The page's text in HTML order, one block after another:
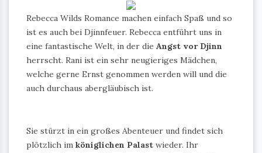
Rebecca Wilds Romance machen einfach Spaß und so
ist es auch bei Djinnfeuer. Rebecca entführt uns in
eine fantastische Welt, in der die Angst vor Djinn
herrscht. Rani ist ein sehr neugieriges Mädchen,
welche gerne Ernst genommen werden will und die
auch durchaus abergläubisch ist.
Sie stürzt in ein großes Abenteuer und findet sich
plötzlich im königlichen Palast wieder. Ihr